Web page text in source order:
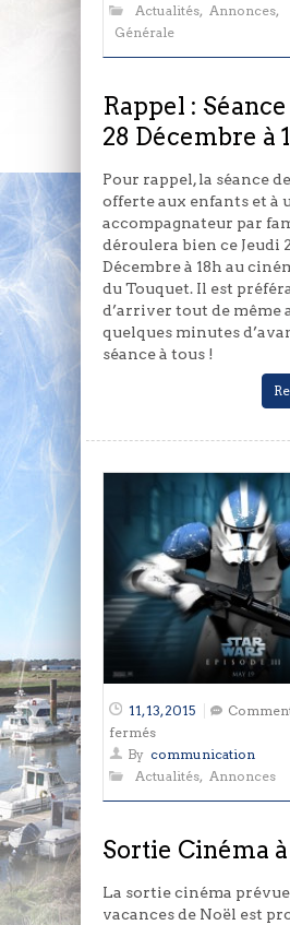
:
Séance
Cinéma
Décembre
à
18h
Actualités, Annonces,
Générale
Rappel :
28 Décembre à
Pour rappel, la séance
offerte aux enfants et à
accompagnateur par
déroulera bien ce Jeudi
Décembre à 18h au
du Touquet. Il est
d’arriver tout de même
quelques minutes
séance à tous !
11, 13, 2015
ferméssur
Sortie
Cinéma
…
By communication
Actualités, Annonces
Sortie Cinéma
La sortie cinéma
vacances de Noël est